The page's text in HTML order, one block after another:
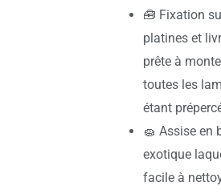
🧰 Fixation
platines et
prête à
toutes les
étant
🧽 Assise en
exotique
facile à